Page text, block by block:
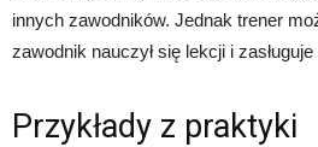
innych zawodników. Jednak trener
zawodnik nauczył się lekcji i
Przykłady z praktyki